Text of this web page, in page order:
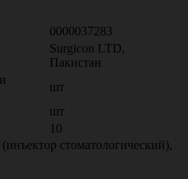
0000037283
Surgicon LTD,
Пакистан
шт
шт
10
стоматологический),